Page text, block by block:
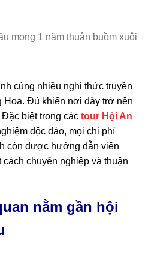
mong 1 năm thuận buồm xuôi
cùng nhiều nghi thức truyền
Hoa. Đủ khiến nơi đây trở nên
biệt trong các tour Hội An
độc đáo, mọi chi phí
còn được hướng dẫn viên
cách chuyên nghiệp và thuận
nằm gần hội